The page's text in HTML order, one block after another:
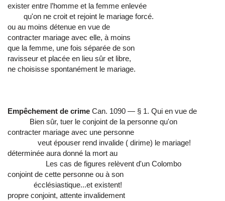
exister entre l’homme et la femme enlevée
qu'on ne croit et rejoint le mariage forcé.
ou au moins détenue en vue de
contracter mariage avec elle, à moins
que la femme, une fois séparée de son
ravisseur et placée en lieu sûr et libre,
ne choisisse spontanément le mariage.
Empêchement de crime Can. 1090 — § 1. Qui en vue de
Bien sûr, tuer le conjoint de la personne qu'on
contracter mariage avec une personne
veut épouser rend invalide ( dirime) le mariage!
déterminée aura donné la mort au
Les cas de figures relèvent d'un Colombo
conjoint de cette personne ou à son
écclésiastique...et existent!
propre conjoint, attente invalidement